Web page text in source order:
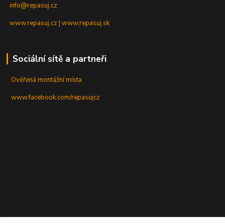
info@repasuj.cz
www.repasuj.cz |www.repasuj.sk
Sociální sítě a partneři
Ověřená montážní místa
www.facebook.com/repasujcz